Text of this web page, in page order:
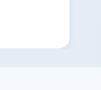
и